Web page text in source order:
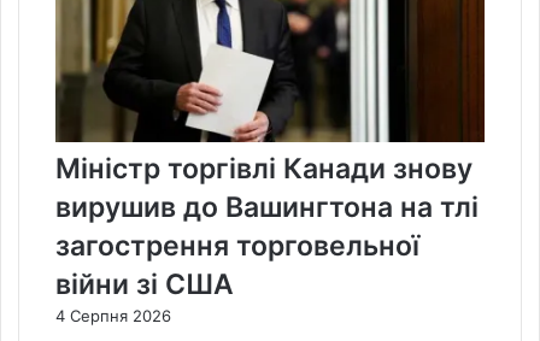
Міністр торгівлі Канади знову
вирушив до Вашингтона на тлі
загострення торговельної
війни зі США
4 Серпня 2026